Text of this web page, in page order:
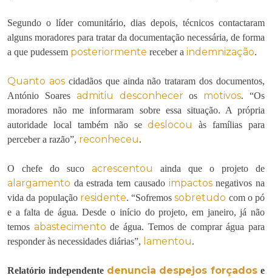
Segundo o líder comunitário, dias depois, técnicos contactaram
alguns moradores para tratar da documentação necessária, de forma
a que pudessem posteriormente receber a indemnização.
Quanto aoscidadãos que ainda não trataram dos documentos,
António Soares admitiu desconheceros motivos. “Os
moradores não me informaram sobre essa situação. A própria
autoridade local também não sedeslocou
às famílias para
perceber a razão”, reconheceu.
O chefe do suco acrescentou ainda que o projeto de
alargamento da estrada tem causado impactosnegativos na
vida da população residente. “Sofremossobretudo com o pó
e a falta de água. Desde o início do projeto, em janeiro, já não
temos abastecimento de água. Temos de comprar água para
responder às necessidades diárias”, lamentou.
Relatório independente denuncia despejos forçados e